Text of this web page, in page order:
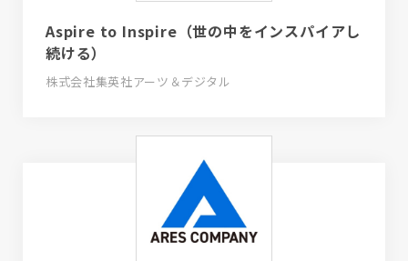
Aspire to Inspire（世の中をインスパイアし
続ける）
株式会社集英社アーツ＆デジタル